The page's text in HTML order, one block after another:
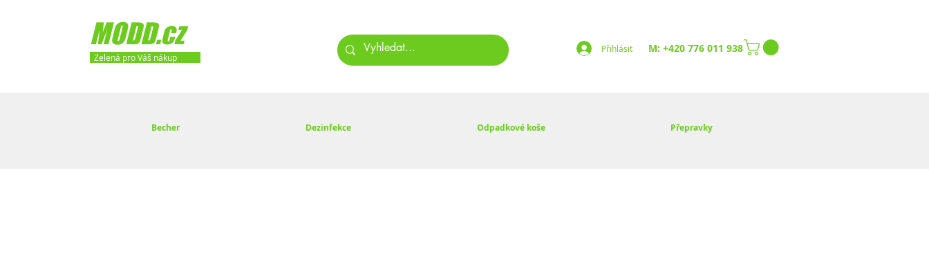
MODD.cz
Zelená pro Váš nákup
Becher Dezinfekce Odpadkové koše Přepravky
M: +420 776 011 938
Přihlásit